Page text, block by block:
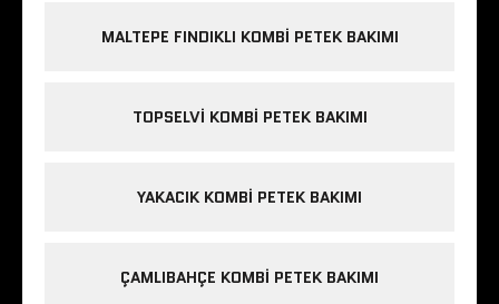
MALTEPE FINDIKLI KOMBI PETEK BAKIMI
TOPSELVI KOMBI PETEK BAKIMI
YAKACIK KOMBI PETEK BAKIMI
ÇAMLIBAHÇE KOMBI PETEK BAKIMI